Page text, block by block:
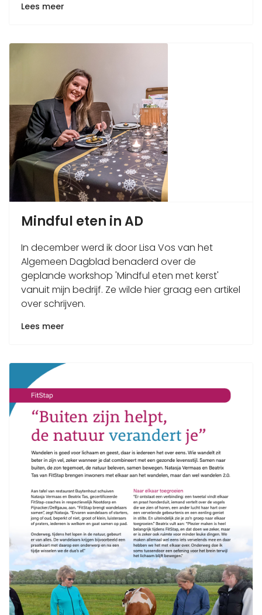
Lees meer
Mindful eten in AD
In december werd ik door Lisa Vos van het
Algemeen Dagblad benaderd over de
geplande workshop 'Mindful eten met kerst'
vanuit mijn bedrijf. Ze wilde hier graag een artikel
over schrijven.
Lees meer